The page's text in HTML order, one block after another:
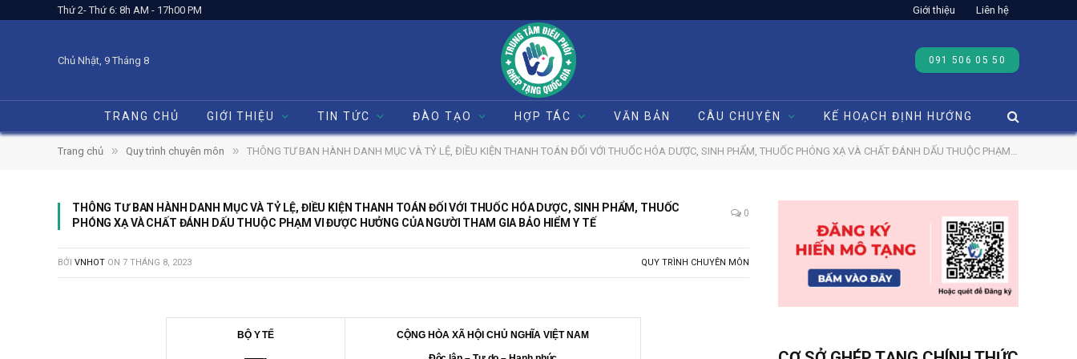
Thứ 2- Thứ 6: 8h AM - 17h00 PM Giới thiệu Liên hệ
Chủ Nhật, 9 Tháng 8 091 506 05 50
TRANG CHỦ GIỚI THIỆU TIN TỨC ĐÀO TẠO HỢP TÁC VĂN BẢN CÂU CHUYỆN KẾ HOẠCH ĐỊNH HƯỚNG
Trang chủ » Quy trình chuyên môn » THÔNG TƯ BAN HÀNH DANH MỤC VÀ TỶ LỆ, ĐIỀU KIỆN THANH TOÁN ĐỐI VỚI THUỐC HÓA DƯỢC, SINH PHẨM, THUỐC PHÓNG XẠ VÀ CHẤT ĐÁNH DẤU THUỘC PHẠM VI ĐƯỢC HƯỞNG CỦA NGƯỜI THAM GIA BẢO HIỂM Y TẾ
THÔNG TƯ BAN HÀNH DANH MỤC VÀ TỶ LỆ, ĐIỀU KIỆN THANH TOÁN ĐỐI VỚI THUỐC HÓA DƯỢC, SINH PHẨM, THUỐC
PHÓNG XẠ VÀ CHẤT ĐÁNH DẤU THUỘC PHẠM VI ĐƯỢC HƯỞNG CỦA NGƯỜI THAM GIA BẢO HIỂM Y TẾ
0
BỞI VNHOT ON 7 THÁNG 8, 2023 QUY TRÌNH CHUYÊN MÔN
BỘ Y TẾ CỘNG HÒA XÃ HỘI CHỦ NGHĨA VIỆT NAM